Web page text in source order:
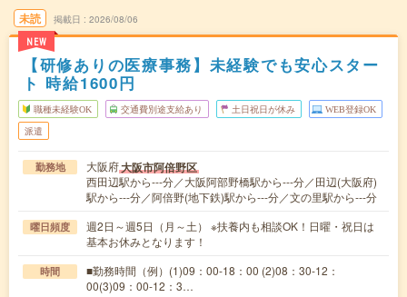
未読
NEW
掲載日 2026/08/06
【研修ありの医療事務】未経験でも安心スター
ト 時給1600円
職種未経験OK 交通費別途支給あり 土日祝日が休み WEB登録OK
派遣
勤務地 大阪府大阪市阿倍野区
西田辺駅から---分／大阪阿部野橋駅から---分／田辺(大阪府)
駅から---分／阿倍野(地下鉄)駅から---分／文の里駅から---分
曜日頻度
週2日～週5日（月～土） ※扶養内も相談OK！日曜・祝日は
基本お休みとなります！
時間
■勤務時間（例）(1)09：00-18：00 (2)08：30-12：
00(3)09：00-12：3…